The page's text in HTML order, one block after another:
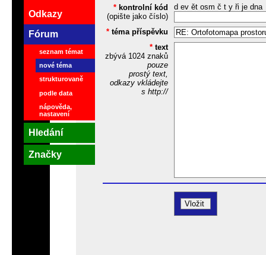
* kontrolní kód
(opište jako číslo)
d ev ět osm č t y ři je dna
* téma příspěvku
* text
zbývá 1024znaků
pouze
prostý text,
odkazy vkládejte
s http://
Odkazy
Fórum
seznam témat
nové téma
strukturovaně
podle data
nápověda,
nastavení
Hledání
Značky